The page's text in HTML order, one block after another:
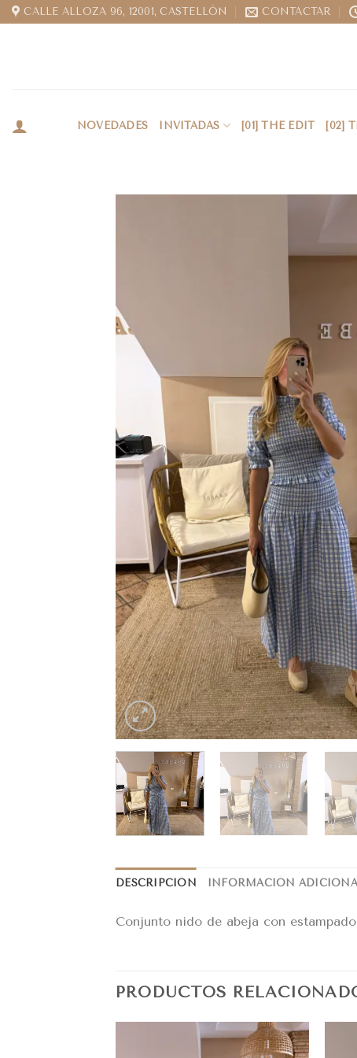
CALLE ALLOZA 96, 12001, CASTELLÓN CONTACTAR
NOVEDADES INVITADAS [01] THE EDIT [02]
DESCRIPCIÓN INFORMACIÓN
Conjunto nido de abeja con
PRODUCTOS